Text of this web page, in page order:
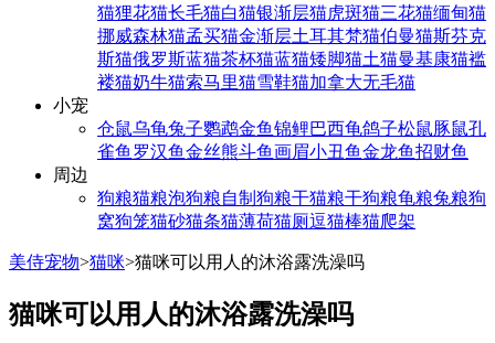
猫狸花猫长毛猫白猫银渐层猫虎斑猫三花猫缅甸猫
挪威森林猫孟买猫金渐层土耳其梵猫伯曼猫斯芬克
斯猫俄罗斯蓝猫茶杯猫蓝猫矮脚猫土猫曼基康猫褴
褛猫奶牛猫索马里猫雪鞋猫加拿大无毛猫
小宠
仓鼠乌龟兔子鹦鹉金鱼锦鲤巴西龟鸽子松鼠豚鼠孔
雀鱼 罗汉鱼金丝熊斗鱼画眉小丑鱼金龙鱼招财鱼
周边
狗粮猫粮泡狗粮自制狗粮干猫粮干狗粮龟粮兔粮狗
窝狗笼猫砂猫条猫薄荷猫厕逗猫棒猫爬架
美侍宠物>猫咪>猫咪可以用人的沐浴露洗澡吗
猫咪可以用人的沐浴露洗澡吗